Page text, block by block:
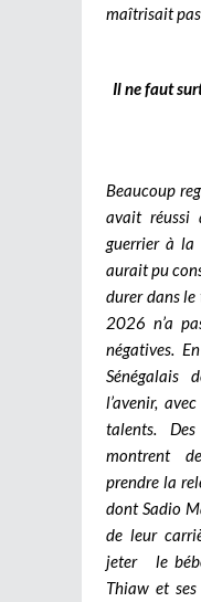
maîtrisait pas
Il ne faut
Beaucoup
avait réussi
guerrier à la
aurait pu
durer dans
2026 n’a
négatives.
l’avenir,
talents.
montrent
prendre la
dont Sadio
de leur
jeter le
Thiaw et